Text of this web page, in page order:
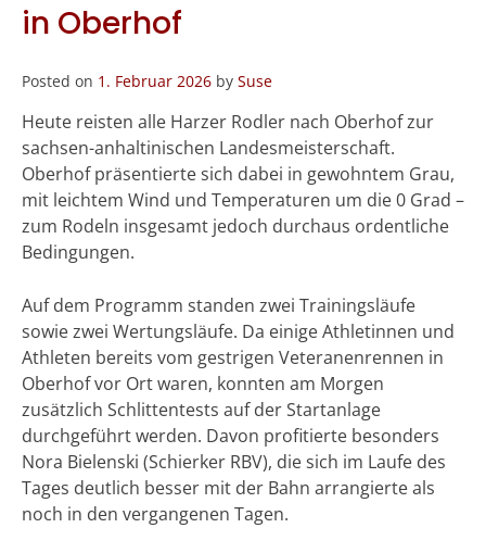
in Oberhof
Posted on 1. Februar 2026 by Suse
Heute reisten alle Harzer Rodler nach Oberhof zur
sachsen-anhaltinischen Landesmeisterschaft.
Oberhof präsentierte sich dabei in gewohntem Grau,
mit leichtem Wind und Temperaturen um die 0 Grad –
zum Rodeln insgesamt jedoch durchaus ordentliche
Bedingungen.
Auf dem Programm standen zwei Trainingsläufe
sowie zwei Wertungsläufe. Da einige Athletinnen und
Athleten bereits vom gestrigen Veteranenrennen in
Oberhof vor Ort waren, konnten am Morgen
zusätzlich Schlittentests auf der Startanlage
durchgeführt werden. Davon profitierte besonders
Nora Bielenski (Schierker RBV), die sich im Laufe des
Tages deutlich besser mit der Bahn arrangierte als
noch in den vergangenen Tagen.